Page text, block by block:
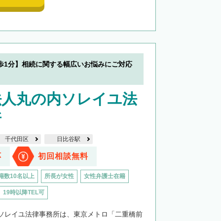
1分】相続に関する幅広いお悩みにご対応
丸の内ソレイユ法
千代田区 日比谷駅
初回相談無料
数10名以上 所長が女性 女性弁護士在籍
19時以降TEL可
レイユ法律事務所は、東京メトロ「二重橋前